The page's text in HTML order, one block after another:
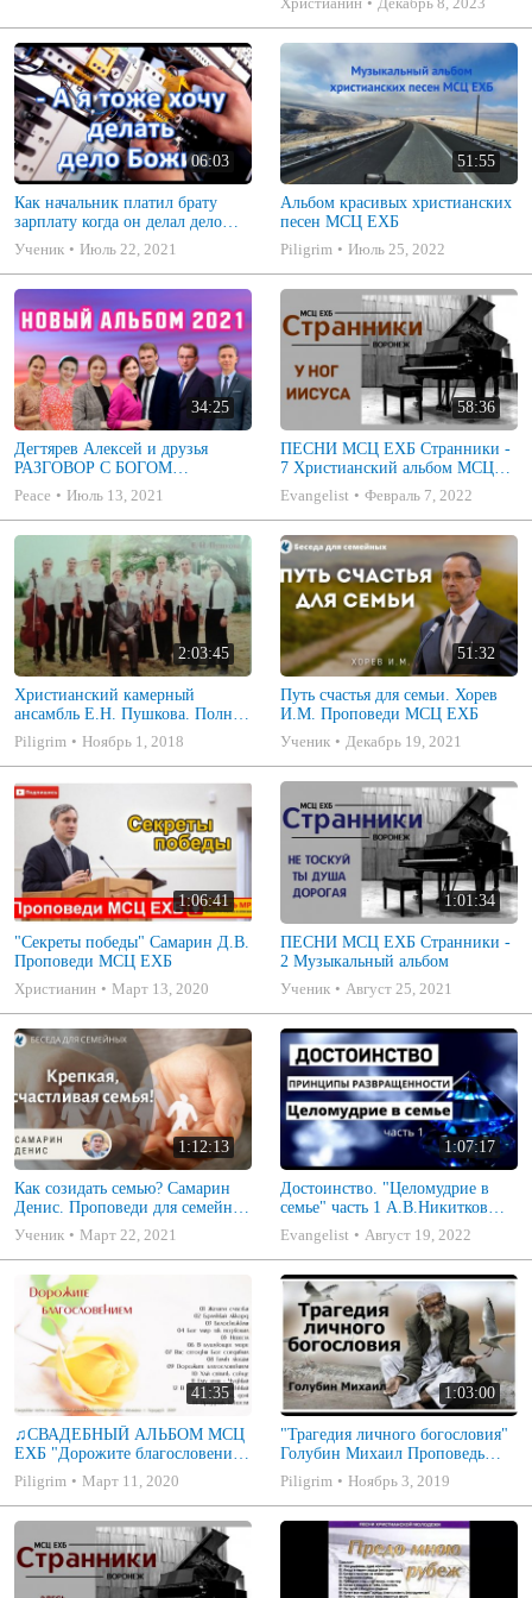
Am - Em
H7 - Em
06:03
Как начальник платил брату
зарплату когда он делал дело
Божие. Пример из проповеди.
МСЦ ЕХБ
Ученик Июль 22, 2021
51:55
Альбом красивых христианских
песен МСЦ ЕХБ
Piligrim
Июль 25, 2022
34:25
Дегтярев Алексей и друзья
РАЗГОВОР С БОГОМ
Христианские песни МСЦ ЕХБ
2021 (7я)
Peace Июль 13, 2021
58:36
ПЕСНИ МСЦ ЕХБ Странники -
7 Христианский альбом МСЦ
ЕХБ
Evangelist Февраль 7, 2022
2:03:45
Христианский камерный
ансамбль Е.Н. Пушкова. Полное
собрание
Piligrim Ноябрь 1, 2018
51:32
Путь счастья для семьи. Хорев
И.М. Проповеди МСЦ ЕХБ
Ученик
Декабрь 19, 2021
1:06:41
"Секреты победы" Самарин Д.В.
Проповеди МСЦ ЕХБ
Христианин
Март 13, 2020
1:01:34
ПЕСНИ МСЦ ЕХБ Странники -
2 Музыкальный альбом
Ученик
Август 25, 2021
1:12:13
Как созидать семью? Самарин
Денис. Проповеди для семейных
МСЦ ЕХБ
Ученик Март 22, 2021
1:07:17
Достоинство. "Целомудрие в
семье" часть 1 А.В.Никитков
Беседа для семейных МСЦ ЕХБ
Evangelist Август 19, 2022
41:35
♫СВАДЕБНЫЙ АЛЬБОМ МСЦ
ЕХБ "Дорожите благословением
- Христианские песни.
Музыкальный диск. Псалмы
Piligrim Март 11, 2020
1:03:00
"Трагедия личного богословия"
Голубин Михаил Проповедь
2019
Piligrim Ноябрь 3, 2019